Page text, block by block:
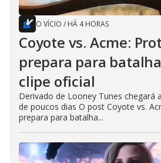
O VÍCIO / HÁ 4 HORAS
Coyote vs. Acme:
prepara para
clipe oficial
Derivado de Looney Tunes chegará
de poucos dias O post Coyote vs.
prepara para batalha...